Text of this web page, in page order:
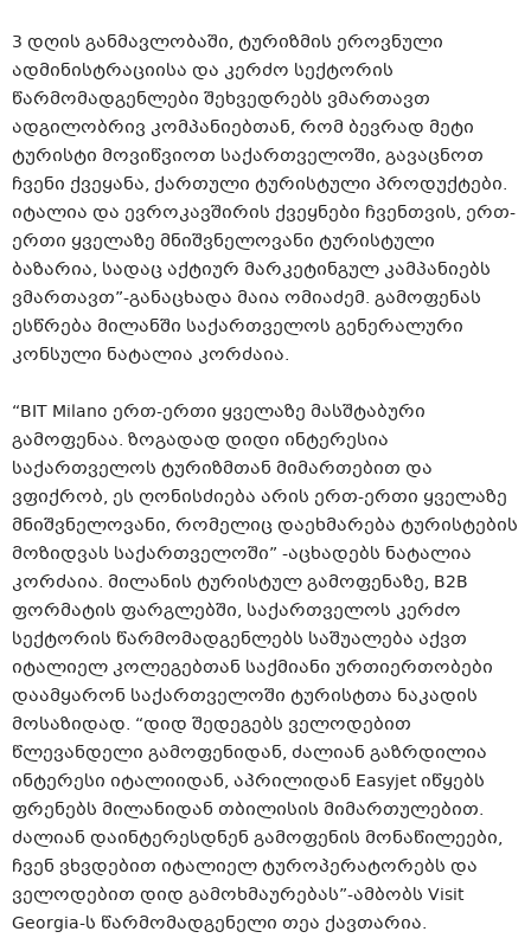
3 დღის განმავლობაში, ტურიზმის ეროვნული
ადმინისტრაციისა და კერძო სექტორის
წარმომადგენლები შეხვედრებს ვმართავთ
ადგილობრივ კომპანიებთან, რომ ბევრად მეტი
ტურისტი მოვიწვიოთ საქართველოში, გავაცნოთ
ჩვენი ქვეყანა, ქართული ტურისტული პროდუქტები.
იტალია და ევროკავშირის ქვეყნები ჩვენთვის, ერთ-
ერთი ყველაზე მნიშვნელოვანი ტურისტული
ბაზარია, სადაც აქტიურ მარკეტინგულ კამპანიებს
ვმართავთ”-განაცხადა მაია ომიაძემ. გამოფენას
ესწრება მილანში საქართველოს გენერალური
კონსული ნატალია კორძაია.
“BIT Milano ერთ-ერთი ყველაზე მასშტაბური
გამოფენაა. ზოგადად დიდი ინტერესია
საქართველოს ტურიზმთან მიმართებით და
ვფიქრობ, ეს ღონისძიება არის ერთ-ერთი ყველაზე
მნიშვნელოვანი, რომელიც დაეხმარება ტურისტების
მოზიდვას საქართველოში” -აცხადებს ნატალია
კორძაია. მილანის ტურისტულ გამოფენაზე, B2B
ფორმატის ფარგლებში, საქართველოს კერძო
სექტორის წარმომადგენლებს საშუალება აქვთ
იტალიელ კოლეგებთან საქმიანი ურთიერთობები
დაამყარონ საქართველოში ტურისტთა ნაკადის
მოსაზიდად. “დიდ შედეგებს ველოდებით
წლევანდელი გამოფენიდან, ძალიან გაზრდილია
ინტერესი იტალიიდან, აპრილიდან Easyjet იწყებს
ფრენებს მილანიდან თბილისის მიმართულებით.
ძალიან დაინტერესდნენ გამოფენის მონაწილეები,
ჩვენ ვხვდებით იტალიელ ტუროპერატორებს და
ველოდებით დიდ გამოხმაურებას”-ამბობს Visit
Georgia-ს წარმომადგენელი თეა ქავთარია.